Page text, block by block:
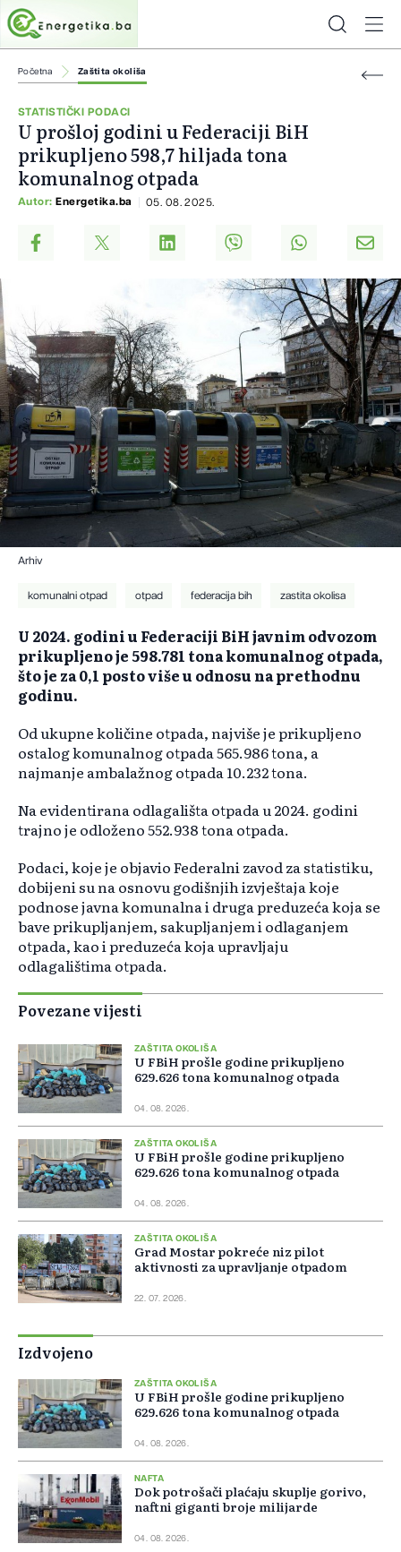
Početna Zaštita okoliša
STATISTIČKI PODACI
U prošloj godini u Federaciji BiH
prikupljeno 598,7 hiljada tona
komunalnog otpada
Autor: Energetika.ba 05. 08. 2025.
Arhiv
komunalni otpad otpad federacija bih zastita okolisa
U 2024. godini u Federaciji BiH javnim odvozom
prikupljeno je 598.781 tona komunalnog otpada,
što je za 0,1 posto više u odnosu na prethodnu
godinu.
Od ukupne količine otpada, najviše je prikupljeno
ostalog komunalnog otpada 565.986 tona, a
najmanje ambalažnog otpada 10.232 tona.
Na evidentirana odlagališta otpada u 2024. godini
trajno je odloženo 552.938 tona otpada.
Podaci, koje je objavio Federalni zavod za statistiku,
dobijeni su na osnovu godišnjih izvještaja koje
podnose javna komunalna i druga preduzeća koja se
bave prikupljanjem, sakupljanjem i odlaganjem
otpada, kao i preduzeća koja upravljaju
odlagalištima otpada.
Povezane vijesti
ZAŠTITA OKOLIŠA
U FBiH prošle godine prikupljeno
629.626 tona komunalnog otpada
04. 08. 2026.
ZAŠTITA OKOLIŠA
U FBiH prošle godine prikupljeno
629.626 tona komunalnog otpada
04. 08. 2026.
ZAŠTITA OKOLIŠA
Grad Mostar pokreće niz pilot
aktivnosti za upravljanje otpadom
22. 07. 2026.
Izdvojeno
ZAŠTITA OKOLIŠA
U FBiH prošle godine prikupljeno
629.626 tona komunalnog otpada
04. 08. 2026.
NAFTA
Dok potrošači plaćaju skuplje gorivo,
naftni giganti broje milijarde
04. 08. 2026.